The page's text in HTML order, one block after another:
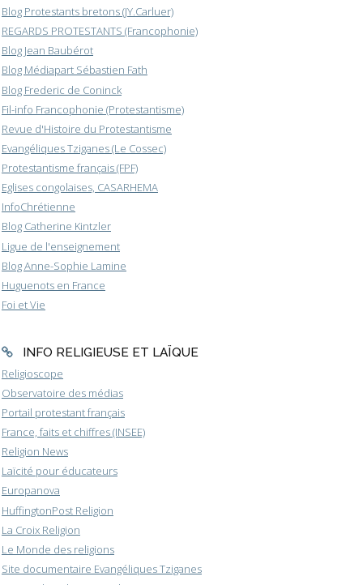
Blog Protestants bretons (JY.Carluer)
REGARDS PROTESTANTS (Francophonie)
Blog Jean Baubérot
Blog Médiapart Sébastien Fath
Blog Frederic de Coninck
Fil-info Francophonie (Protestantisme)
Revue d'Histoire du Protestantisme
Evangéliques Tziganes (Le Cossec)
Protestantisme français (FPF)
Eglises congolaises, CASARHEMA
InfoChrétienne
Blog Catherine Kintzler
Ligue de l'enseignement
Blog Anne-Sophie Lamine
Huguenots en France
Foi et Vie
INFO RELIGIEUSE ET LAÏQUE
Religioscope
Observatoire des médias
Portail protestant français
France, faits et chiffres (INSEE)
Religion News
Laïcité pour éducateurs
Europanova
HuffingtonPost Religion
La Croix Religion
Le Monde des religions
Site documentaire Evangéliques Tziganes